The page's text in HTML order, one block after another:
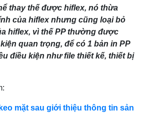
thay thế được hiflex, nó thừa
của hiflex nhưng cũng loại bỏ
hiflex, vì thế PP thường được
quan trọng, để có 1 bản in PP
điều kiện như file thiết kế, thiết bị
mặt sau giới thiệu thông tin sản